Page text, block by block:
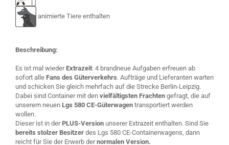
animierte Tiere enthalten
Beschreibung:
Es ist mal wiederExtrazeit: 4 brandneue Aufgaben erfreuen ab
sofort alle Fans des Güterverkehrs. Aufträge und Lieferanten warten
und schicken Sie gleich mehrfach auf die Strecke Berlin-Leipzig.
Dabei sind Container mit den vielfältigsten Frachten gefragt, die auf
unserem neuen Lgs 580 CE-Güterwagen transportiert werden
wollen.
Dieser ist in derPLUS-Version unserer Extrazeit enthalten. Sind Sie
bereits stolzer Besitzer des Lgs 580 CE-Containerwagens, dann
reicht für Sie der Erwerb dernormalen Version.